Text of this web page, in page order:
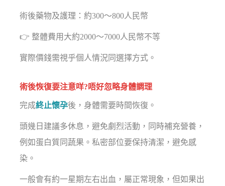
術後藥物及護理：約300～800人民幣
👉 整體費用大約2000～7000人民幣不等
實際價錢需視乎個人情況同選擇方式。
術後恢復要注意咩?唔好忽略身體調理
完成終止懷孕後，身體需要時間恢復。
頭幾日建議多休息，避免劇烈活動，同時補充營養，
例如蛋白質同蔬果。私密部位要保持清潔，避免感
染。
一般會有約一星期左右出血，屬正常現象，但如果出